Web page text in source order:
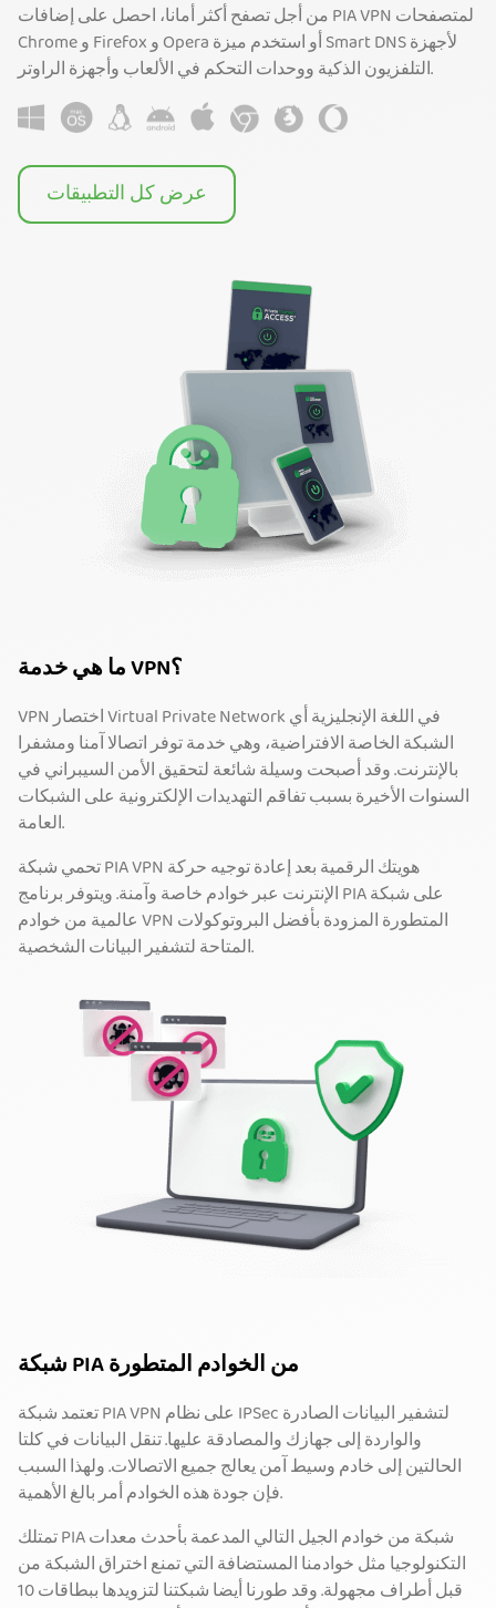
من أجل تصفح أكثر أمانا، احصل على إضافات PIA VPN لمتصفحات
Chrome و Firefox و Opera أو استخدم ميزة Smart DNS لأجهزة
التلفزيون الذكية ووحدات التحكم في الألعاب وأجهزة الراوتر.
عرض كل التطبيقات
ما هي خدمة VPN؟
VPN اختصار Virtual Private Network في اللغة الإنجليزية أي
الشبكة الخاصة الافتراضية، وهي خدمة توفر اتصالا آمنا ومشفرا
بالإنترنت. وقد أصبحت وسيلة شائعة لتحقيق الأمن السيبراني في
السنوات الأخيرة بسبب تفاقم التهديدات الإلكترونية على الشبكات
العامة.
تحمي شبكة PIA VPN هويتك الرقمية بعد إعادة توجيه حركة
الإنترنت عبر خوادم خاصة وآمنة. ويتوفر برنامج PIA على شبكة
عالمية من خوادم VPN المتطورة المزودة بأفضل البروتوكولات
المتاحة لتشفير البيانات الشخصية.
شبكة PIA من الخوادم المتطورة
تعتمد شبكة PIA VPN على نظام IPSec لتشفير البيانات الصادرة
والواردة إلى جهازك والمصادقة عليها. تنقل البيانات في كلتا
الحالتين إلى خادم وسيط آمن يعالج جميع الاتصالات. ولهذا السبب
فإن جودة هذه الخوادم أمر بالغ الأهمية.
تمتلك PIA شبكة من خوادم الجيل التالي المدعمة بأحدث معدات
التكنولوجيا مثل خوادمنا المستضافة التي تمنع اختراق الشبكة من
قبل أطراف مجهولة. وقد طورنا أيضا شبكتنا لتزويدها ببطاقات 10